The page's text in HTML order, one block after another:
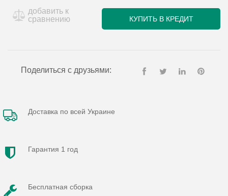
добавить к
сравнению
КУПИТЬ В КРЕДИТ
Поделиться с друзьями:
Доставка по всей Украине
Гарантия 1 год
Бесплатная сборка